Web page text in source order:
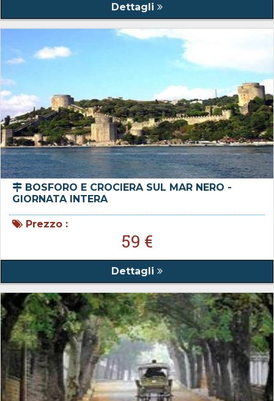
Dettagli
BOSFORO E CROCIERA SUL MAR NERO -
GIORNATA INTERA
Prezzo :
59 €
Dettagli